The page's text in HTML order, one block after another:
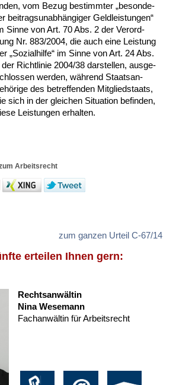
vom Be­zug be­stimm­ter „be­son­de­
bei­trags­un­abhängi­ger Geld­leis­tun­gen“
Sin­ne von Art. 70 Abs. 2 der Ver­ord­
Nr. 883/2004, die auch ei­ne Leis­tung
„So­zi­al­hil­fe“ im Sin­ne von Art. 24 Abs.
der Richt­li­nie 2004/38 dar­stel­len, aus­ge­
wer­den, während Staats­an­
des be­tref­fen­den Mit­glied­staats,
sich in der glei­chen Si­tua­ti­on be­fin­den,
Leis­tun­gen er­hal­ten.
Arbeitsrecht
zum ganzen Urteil C-67/14
erteilen Ihnen gern:
Rechtsanwältin
Nina Wesemann
Fachanwältin für Arbeitsrecht